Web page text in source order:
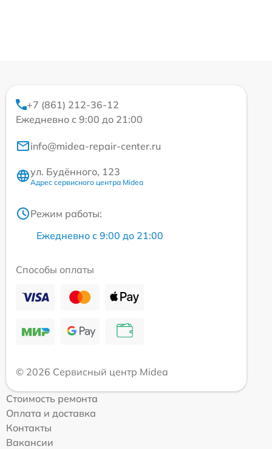
+7 (861) 212-36-12
Ежедневно с 9:00 до 21:00
info@midea-repair-center.ru
ул. Будённого, 123
Адрес сервисного центра Midea
Режим работы:
Ежедневно с 9:00 до 21:00
Способы оплаты
© 2026 Сервисный центр Midea
Стоимость ремонта
Оплата и доставка
Контакты
Вакансии